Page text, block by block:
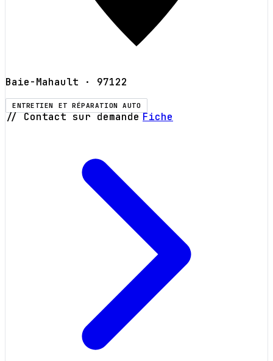
Baie-Mahault · 97122
ENTRETIEN ET RÉPARATION AUTO
// Contact sur demande Fiche